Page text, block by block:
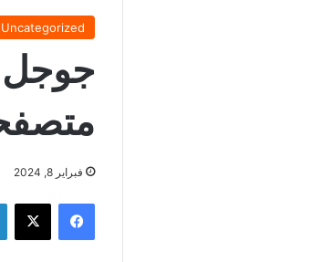
Uncategorized
جوجل
فبراير 8, 2024
فيسبوك